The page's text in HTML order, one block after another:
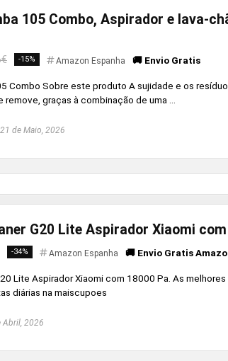
105 Combo, Aspirador e lava-
-15% Amazon Espanha 🚚 Envio Gratis
Combo Sobre este produto A sujidade e os
remove, graças à combinação de uma ...
21 de Maio, 2026
G20 Lite Aspirador Xiaomi
-34% Amazon Espanha 🚚 Envio Gratis
Lite Aspirador Xiaomi com 18000 Pa. As
diárias na maiscupoes
Abril, 2026